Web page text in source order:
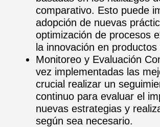
comparativo. Esto puede
adopción de nuevas
optimización de procesos
la innovación en productos
Monitoreo y Evaluación
vez implementadas las
crucial realizar un
continuo para evaluar el
nuevas estrategias y
según sea necesario.